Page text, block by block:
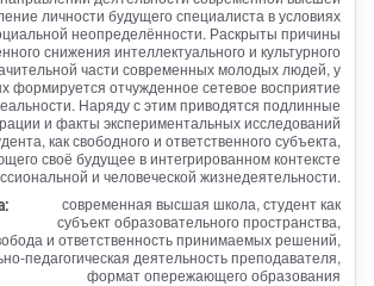
личности будущего специалиста в условиях
неопределённости. Раскрыты причины
снижения интеллектуального и культурного
части современных молодых людей, у
формируется отчужденное сетевое восприятие
Наряду с этим приводятся подлинные
и факты экспериментальных исследований
как свободного и ответственного субъекта,
своё будущее в интегрированном контексте
и человеческой жизнедеятельности.
современная высшая школа, студент как
субъект образовательного пространства,
и ответственность принимаемых решений,
педагогическая деятельность преподавателя,
формат опережающего образования